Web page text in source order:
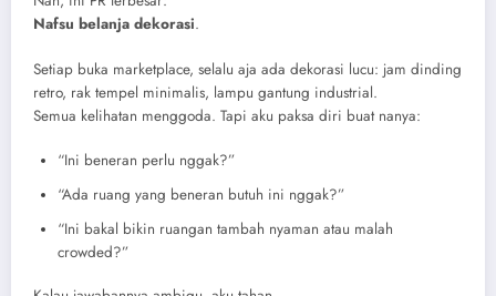
Nafsu belanja dekorasi.
Setiap buka marketplace, selalu aja ada dekorasi lucu: jam dinding
retro, rak tempel minimalis, lampu gantung industrial.
Semua kelihatan menggoda. Tapi aku paksa diri buat nanya:
“Ini beneran perlu nggak?”
“Ada ruang yang beneran butuh ini nggak?”
“Ini bakal bikin ruangan tambah nyaman atau malah
crowded?”